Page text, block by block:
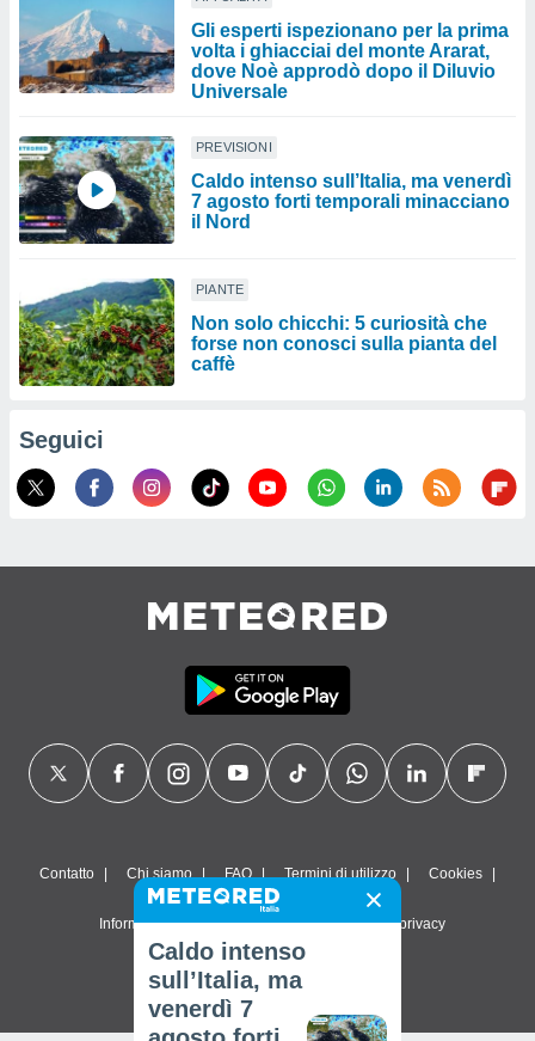
Gli esperti ispezionano per la prima
volta i ghiacciai del monte Ararat,
dove Noè approdò dopo il Diluvio
Universale
PREVISIONI
Caldo intenso sull’Italia, ma venerdì
7 agosto forti temporali minacciano
il Nord
PIANTE
Non solo chicchi: 5 curiosità che
forse non conosci sulla pianta del
caffè
Seguici
Contatto Chi siamo FAQ Termini di utilizzo Cookies
Informativa sulla privacy Impostazioni sulla privacy
© 2026 Meteored. Tutti i diritti riservati
Caldo intenso
sull’Italia, ma
venerdì 7